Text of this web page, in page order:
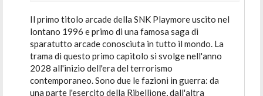
Il primo titolo arcade della SNK Playmore uscito nel
lontano 1996 e primo di una famosa saga di
sparatutto arcade conosciuta in tutto il mondo. La
trama di questo primo capitolo si svolge nell'anno
2028 all'inizio dell'era del terrorismo
contemporaneo. Sono due le fazioni in guerra: da
una parte l'esercito della Ribellione, dall'altra